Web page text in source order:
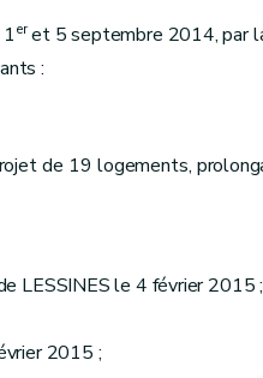
eret 5 septembre 2014, par
:
de 19 logements,
LESSINES le 4 février 2015 ;
2015 ;